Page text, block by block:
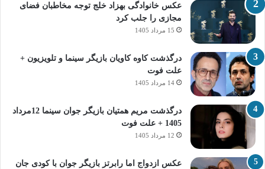
عکس خانوادگی بهزاد خلج توجه مخاطبان فضای
مجازی را جلب کرد
15 مرداد 1405
درگذشت کاوه کاویان بازیگر سینما و تلویزیون +
علت فوت
14 مرداد 1405
درگذشت مریم همتیان بازیگر جوان سینما 12مرداد
1405 + علت فوت
12 مرداد 1405
عکس ازدواج اما رابرتز بازیگر جوان با کودی جان